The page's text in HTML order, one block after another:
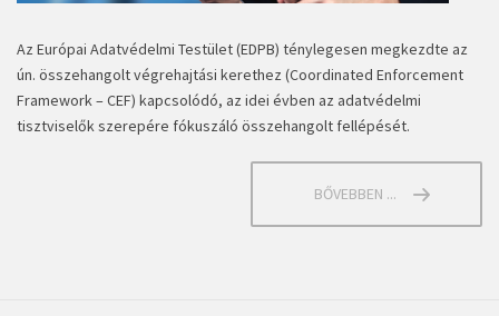
Az Európai Adatvédelmi Testület (EDPB) ténylegesen megkezdte az
ún. összehangolt végrehajtási kerethez (Coordinated Enforcement
Framework – CEF) kapcsolódó, az idei évben az adatvédelmi
tisztviselők szerepére fókuszáló összehangolt fellépését.
BŐVEBBEN ...